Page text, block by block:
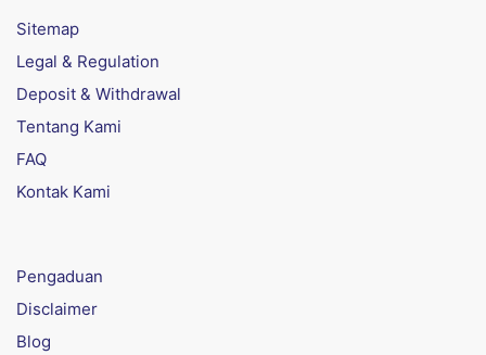
Sitemap
Legal & Regulation
Deposit & Withdrawal
Tentang Kami
FAQ
Kontak Kami
Pengaduan
Disclaimer
Blog